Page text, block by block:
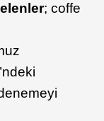
; coffe
’ndeki